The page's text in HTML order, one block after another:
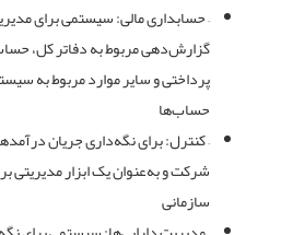
– حسابداری مالی: سیستمی برای
گزارش‌دهی مربوط به دفاتر کل،
پرداختی و سایر موارد مربوط به
حساب‌ها
– کنترل: برای نگه‌داری جریان
شرکت و به‌عنوان یک ابزار مدیریتی
سازمانی